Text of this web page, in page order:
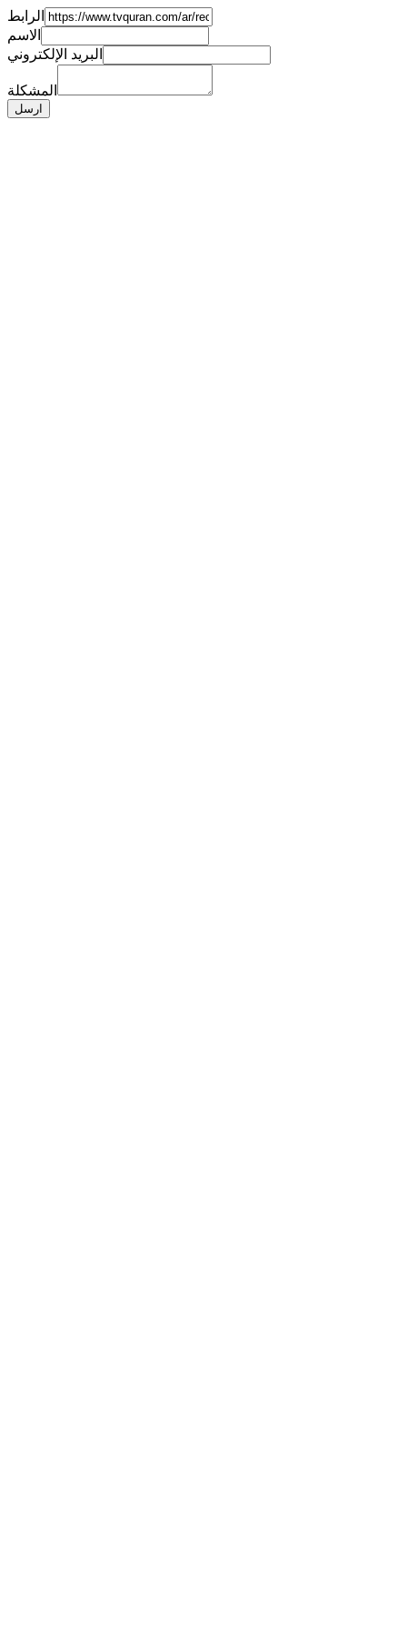
الرابط
الاسم
البريد الإلكتروني
المشكلة
ارسل